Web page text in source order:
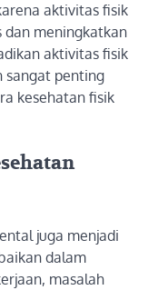
aktivitas fisik
meningkatkan
aktivitas fisik
sangat penting
kesehatan fisik
juga menjadi
dalam
masalah